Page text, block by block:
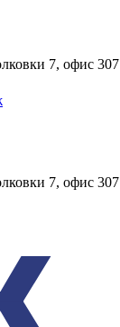
7, офис 307
7, офис 307